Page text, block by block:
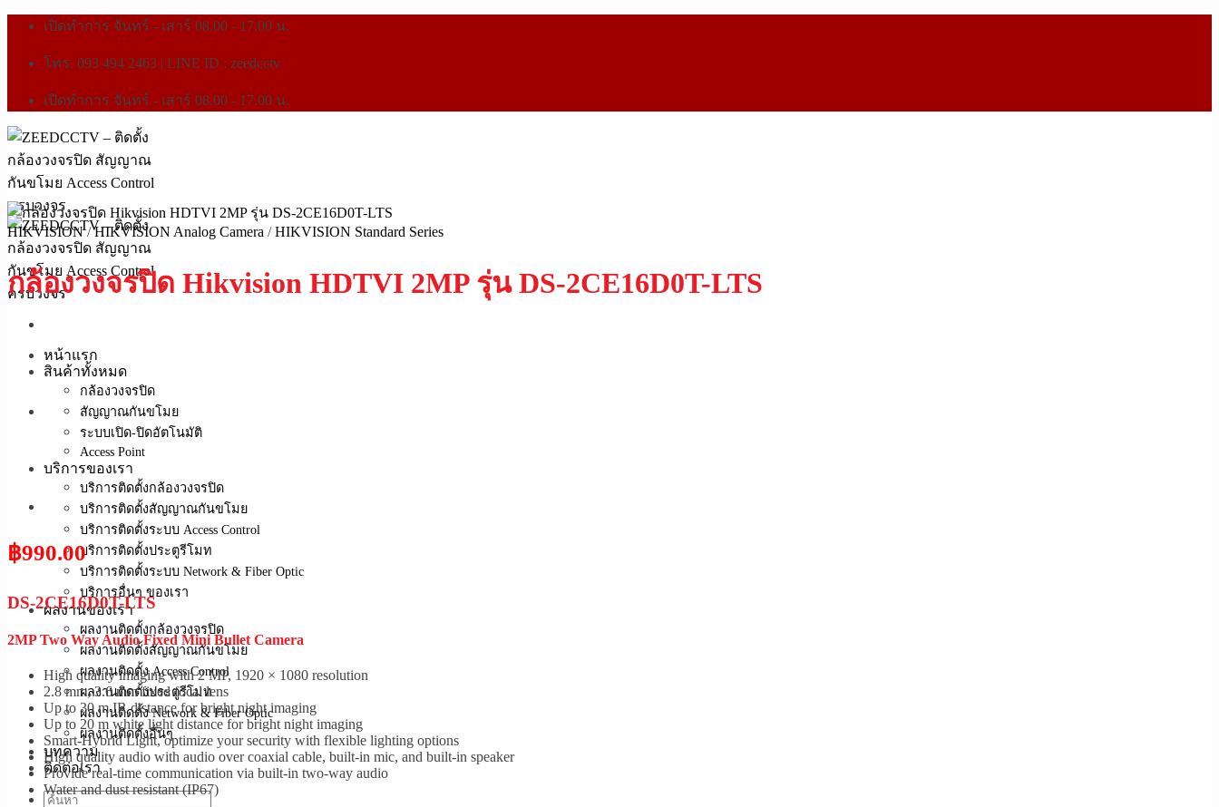
เปิดทำการ จันทร์ - เสาร์ 08.00 - 17.00 น.
โทร. 093 494 2463 | LINE ID : zeedcctv
เปิดทำการ จันทร์ - เสาร์ 08.00 - 17.00 น.
หน้าแรก
สินค้าทั้งหมด
กล้องวงจรปิด
สัญญาณกันขโมย
ระบบเปิด-ปิดอัตโนมัติ
Access Point
บริการของเรา
บริการติดตั้งกล้องวงจรปิด
บริการติดตั้งสัญญาณกันขโมย
บริการติดตั้งระบบ Access Control
บริการติดตั้งประตูรีโมท
บริการติดตั้งระบบ Network & Fiber Optic
บริการอื่นๆ ของเรา
ผลงานของเรา
ผลงานติดตั้งกล้องวงจรปิด
ผลงานติดตั้งสัญญาณกันขโมย
ผลงานติดตั้ง Access Control
ผลงานติดตั้งประตูรีโมท
ผลงานติดตั้ง Network & Fiber Optic
ผลงานติดตั้งอื่นๆ
บทความ
ติดต่อเรา
HIKVISION / HIKVISION Analog Camera / HIKVISION Standard Series
กล้องวงจรปิด Hikvision HDTVI 2MP รุ่น DS-2CE16D0T-LTS
฿990.00
DS-2CE16D0T-LTS
2MP Two Way Audio Fixed Mini Bullet Camera
High quality imaging with 2 MP, 1920 × 1080 resolution
2.8 mm, 3.6 mm fixed focal lens
Up to 30 m IR distance for bright night imaging
Up to 20 m white light distance for bright night imaging
Smart-Hybrid Light, optimize your security with flexible lighting options
High quality audio with audio over coaxial cable, built-in mic, and built-in speaker
Provide real-time communication via built-in two-way audio
Water and dust resistant (IP67)